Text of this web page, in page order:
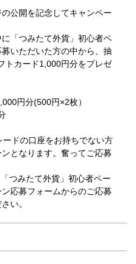
公開を記念してキャンペー
「つみたて外貨」初心者ペ
いただいた方の中から、抽
トカード1,000円分をプレゼ
円分(500円×2枚）
ドの口座をお持ちでない方
となります。奮ってご応募
つみたて外貨」初心者ペー
応募フォームからのご応募
い。